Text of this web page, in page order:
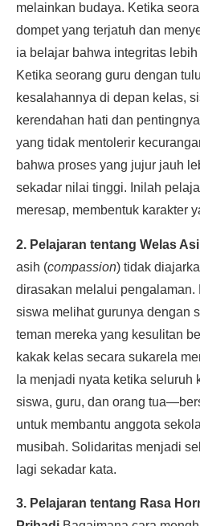
melainkan budaya. Ketika
dompet yang terjatuh dan
ia belajar bahwa integritas
Ketika seorang guru dengan
kesalahannya di depan kelas,
kerendahan hati dan
yang tidak mentolerir
bahwa proses yang jujur jauh
sekadar nilai tinggi. Inilah
meresap, membentuk karakter
2. Pelajaran tentang Welas
asih (compassion) tidak
dirasakan melalui
siswa melihat gurunya dengan
teman mereka yang kesulitan
kakak kelas secara sukarela
Ia menjadi nyata ketika
siswa, guru, dan orang
untuk membantu anggota
musibah. Solidaritas menjadi
lagi sekadar kata.
3. Pelajaran tentang Rasa